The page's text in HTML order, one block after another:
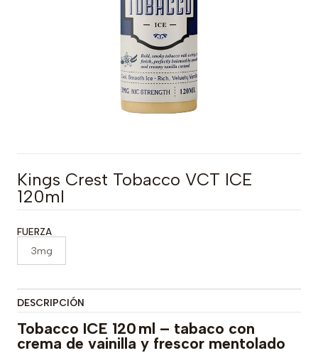
Kings Crest Tobacco VCT ICE
120ml
FUERZA
3mg
DESCRIPCIÓN
Tobacco ICE 120 ml – tabaco con
crema de vainilla y frescor mentolado